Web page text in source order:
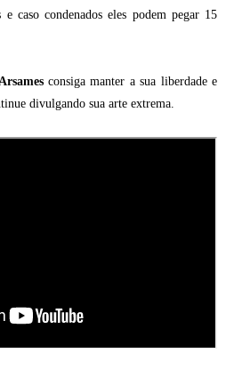
caso condenados eles podem pegar 15
Arsames consiga manter a sua liberdade e
divulgando sua arte extrema.